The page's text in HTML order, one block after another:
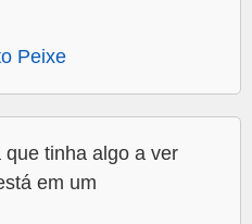
Peixe
tinha algo a ver
em um